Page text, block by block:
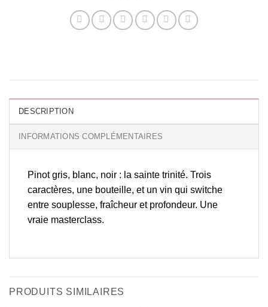
DESCRIPTION
INFORMATIONS COMPLÉMENTAIRES
Pinot gris, blanc, noir : la sainte trinité. Trois
caractères, une bouteille, et un vin qui switche
entre souplesse, fraîcheur et profondeur. Une
vraie masterclass.
PRODUITS SIMILAIRES